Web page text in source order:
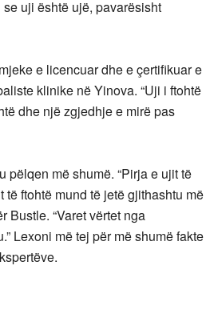
uji është ujë, pavarësisht
e licencuar dhe e çertifikuar e
klinike në Yinova. “Uji i ftohtë
dhe një zgjedhje e mirë pas
pëlqen më shumë. “Pirja e ujit të
ftohtë mund të jetë gjithashtu më
Bustle. “Varet vërtet nga
Lexoni më tej për më shumë fakte